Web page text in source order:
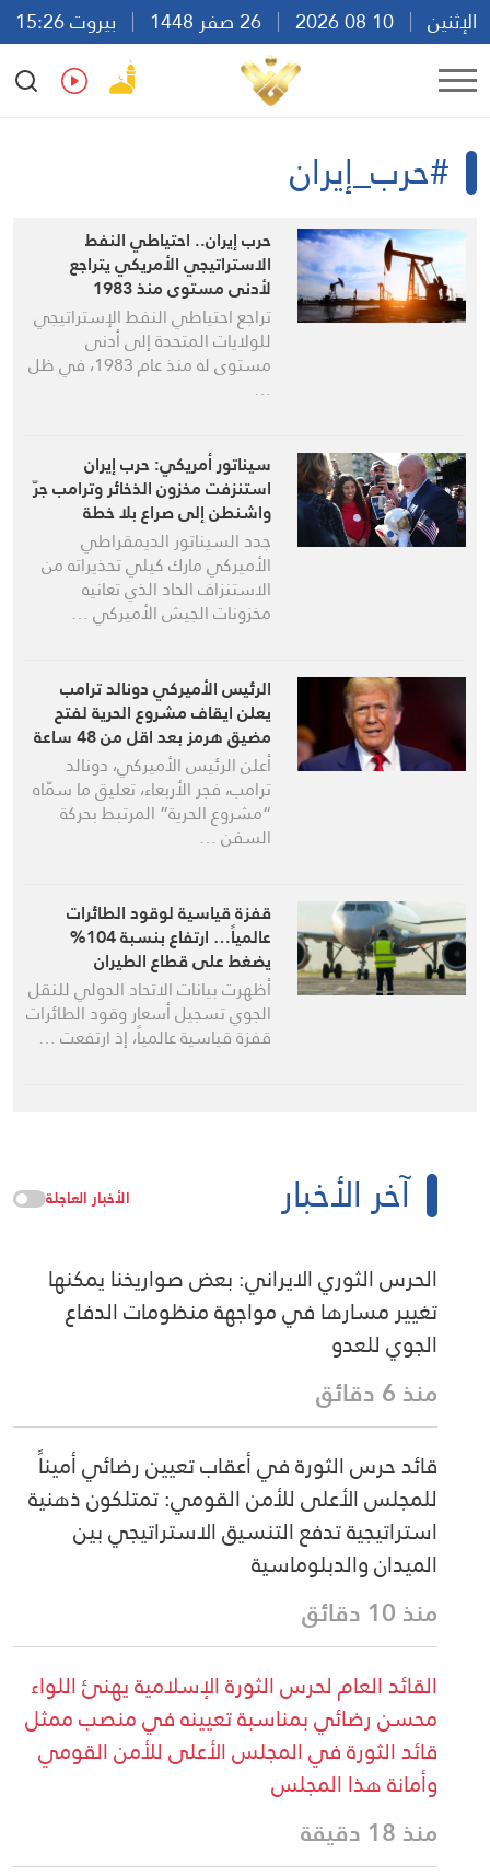
الإثنين
بيروت 15:26
Ar
En Fr Es
#حرب_إيران
حرب إيران.. احتياطي النفط
الاستراتيجي الأمريكي يتراجع
لأدنى مستوى منذ 1983
تراجع احتياطي النفط الإستراتيجي
للولايات المتحدة إلى أدنى
مستوى له منذ عام 1983، في ظل
…
سيناتور أمريكي: حرب إيران
استنزفت مخزون الذخائر وترامب جرّ
واشنطن إلى صراع بلا خطة
جدد السيناتور الديمقراطي
الأميركي مارك كيلي تحذيراته من
الاستنزاف الحاد الذي تعانيه
مخزونات الجيش الأميركي …
الرئيس الأميركي دونالد ترامب
يعلن ايقاف مشروع الحرية لفتح
مضيق هرمز بعد اقل من 48 ساعة
على بدئه
أعلن الرئيس الأميركي، دونالد
ترامب، فجر الأربعاء، تعليق ما سمّاه
“مشروع الحرية” المرتبط بحركة
السفن …
قفزة قياسية لوقود الطائرات
عالمياً… ارتفاع بنسبة 104%
يضغط على قطاع الطيران
أظهرت بيانات الاتحاد الدولي للنقل
الجوي تسجيل أسعار وقود الطائرات
قفزة قياسية عالمياً، إذ ارتفعت …
آخر الأخبار الأخبار العاجلة
الحرس الثوري الايراني: بعض صواريخنا يمكنها
تغيير مسارها في مواجهة منظومات الدفاع
الجوي للعدو
منذ 6 دقائق
قائد حرس الثورة في أعقاب تعيين رضائي أميناً
للمجلس الأعلى للأمن القومي: تمتلكون ذهنية
استراتيجية تدفع التنسيق الاستراتيجي بين
الميدان والدبلوماسية
منذ 10 دقائق
القائد العام لحرس الثورة الإسلامية يهنئ اللواء
محسن رضائي بمناسبة تعيينه في منصب ممثل
قائد الثورة في المجلس الأعلى للأمن القومي
وأمانة هذا المجلس
منذ 18 دقيقة